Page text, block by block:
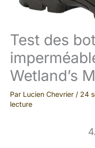
Test des
Wetland’s
Par Lucien Chevrier / 24
lecture